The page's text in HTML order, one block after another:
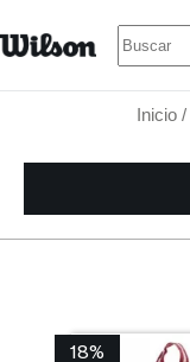
Inicio/
18%